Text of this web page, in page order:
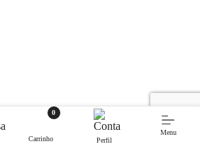
0
Carrinho Perfil
Menu